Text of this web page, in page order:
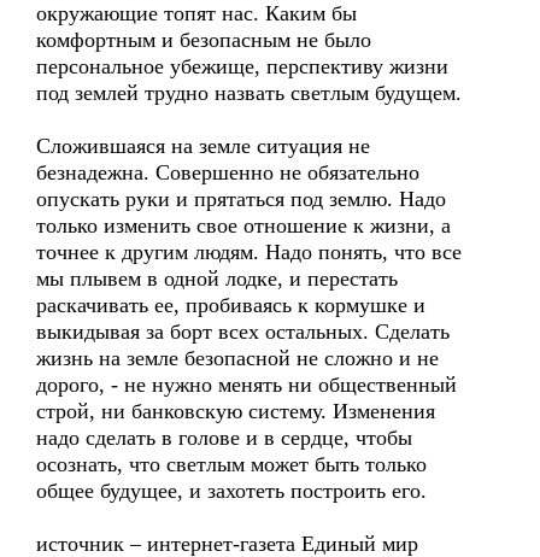
окружающие топят нас. Каким бы
комфортным и безопасным не было
персональное убежище, перспективу жизни
под землей трудно назвать светлым будущем.
Сложившаяся на земле ситуация не
безнадежна. Совершенно не обязательно
опускать руки и прятаться под землю. Надо
только изменить свое отношение к жизни, а
точнее к другим людям. Надо понять, что все
мы плывем в одной лодке, и перестать
раскачивать ее, пробиваясь к кормушке и
выкидывая за борт всех остальных. Сделать
жизнь на земле безопасной не сложно и не
дорого, - не нужно менять ни общественный
строй, ни банковскую систему. Изменения
надо сделать в голове и в сердце, чтобы
осознать, что светлым может быть только
общее будущее, и захотеть построить его.
источник – интернет-газета Единый мир